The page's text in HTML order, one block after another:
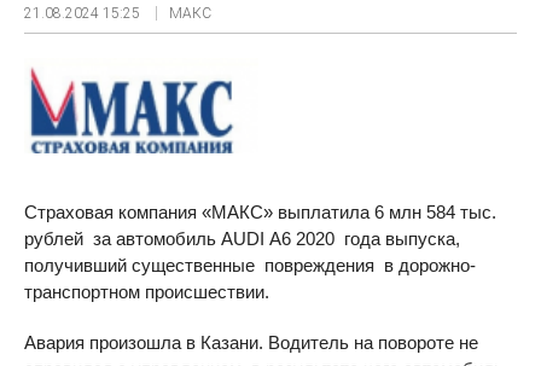
21.08.2024 15:25 МАКС
Страховая компания «МАКС» выплатила 6 млн 584 тыс.
рублей за автомобиль AUDI A6 2020 года выпуска,
получивший существенные повреждения в дорожно-
транспортном происшествии.
Авария произошла в Казани. Водитель на повороте не